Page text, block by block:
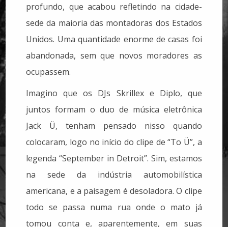
profundo, que acabou refletindo na cidade-
sede da maioria das montadoras dos Estados
Unidos. Uma quantidade enorme de casas foi
abandonada, sem que novos moradores as
ocupassem.
Imagino que os DJs Skrillex e Diplo, que
juntos formam o duo de música eletrônica
Jack Ü, tenham pensado nisso quando
colocaram, logo no início do clipe de “To Ü”, a
legenda “September in Detroit”. Sim, estamos
na sede da indústria automobilística
americana, e a paisagem é desoladora. O clipe
todo se passa numa rua onde o mato já
tomou conta e, aparentemente, em suas